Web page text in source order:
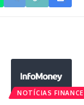
NOTÍCIAS